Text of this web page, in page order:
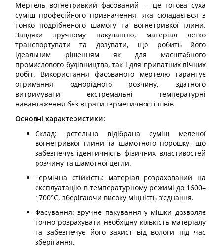
Мертель вогнетривкий фасований — це готова суха
суміш професійного призначення, яка складається з
тонко подрібненого шамоту та вогнетривкої глини.
Завдяки зручному пакуванню, матеріал легко
транспортувати та дозувати, що робить його
ідеальним рішенням як для масштабного
промислового будівництва, так і для приватних пічних
робіт. Використання фасованого мертелю гарантує
отримання однорідного розчину, здатного
витримувати екстремальні температурні
навантаження без втрати герметичності швів.
Основні характеристики:
Склад: ретельно відібрана суміш меленої
вогнетривкої глини та шамотного порошку, що
забезпечує ідентичність фізичних властивостей
розчину та шамотної цегли.
Термічна стійкість: матеріал розрахований на
експлуатацію в температурному режимі до 1600–
1700°C, зберігаючи високу міцність з’єднання.
Фасування: зручне пакування у мішки дозволяє
точно розрахувати необхідну кількість матеріалу
та забезпечує його захист від вологи під час
зберігання.